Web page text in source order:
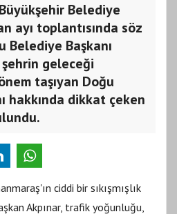
Belediye
ayı toplantısında söz
Başkanı
şehrin geleceği
taşıyan Doğu
hakkında dikkat çeken
ciddi bir sıkışmışlık
Akpınar, trafik yoğunluğu,